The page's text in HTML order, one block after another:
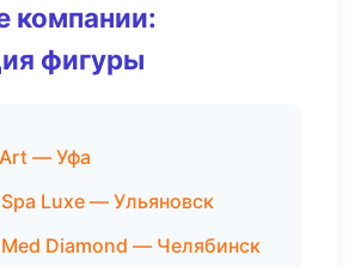
компании:
фигуры
— Уфа
Luxe — Ульяновск
Diamond — Челябинск